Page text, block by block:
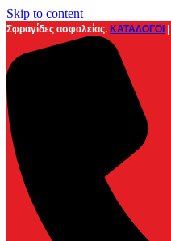
Skip to content
Σφραγίδες ασφαλείας. ΚΑΤΑΛΟΓΟΙ